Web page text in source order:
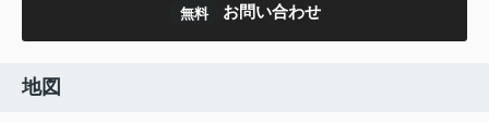
無料 お問い合わせ
地図